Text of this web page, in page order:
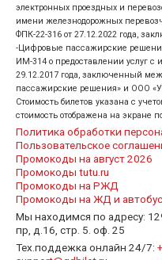
электронных проездных и
имени железнодорожных
ФПК-22-316 от 27.12.2022 года,
-Цифровые пассажирские
ИМ-314 о предоставлении услуг с
29.12.2017 года, заключенный
пассажирские решения» и ООО
Стоимость билетов указана с
стоимость отображена на экране
Политика обработки
Пользовательское
Промокоды на август 2026
Промокоды tutu.ru
Промокоды на РЖД
Промокоды на ЖД и
Мы находимся по адресу:
пр, д.16, стр. 5. оф. 25
Тех.поддежка онлайн 24/7: